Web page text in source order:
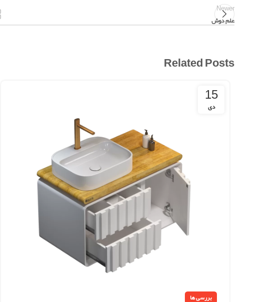
Newer
علم دوش
Related Posts
15
دی
بررسی ها